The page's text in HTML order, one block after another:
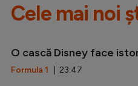
Cele mai noi
O cască Disney face
Formula 1 | 23:47